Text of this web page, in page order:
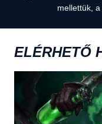
mellettük,
ELÉRHETŐ